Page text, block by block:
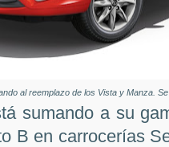
al reemplazo de los Vista y Manza.
sumando a su
B en carrocerías